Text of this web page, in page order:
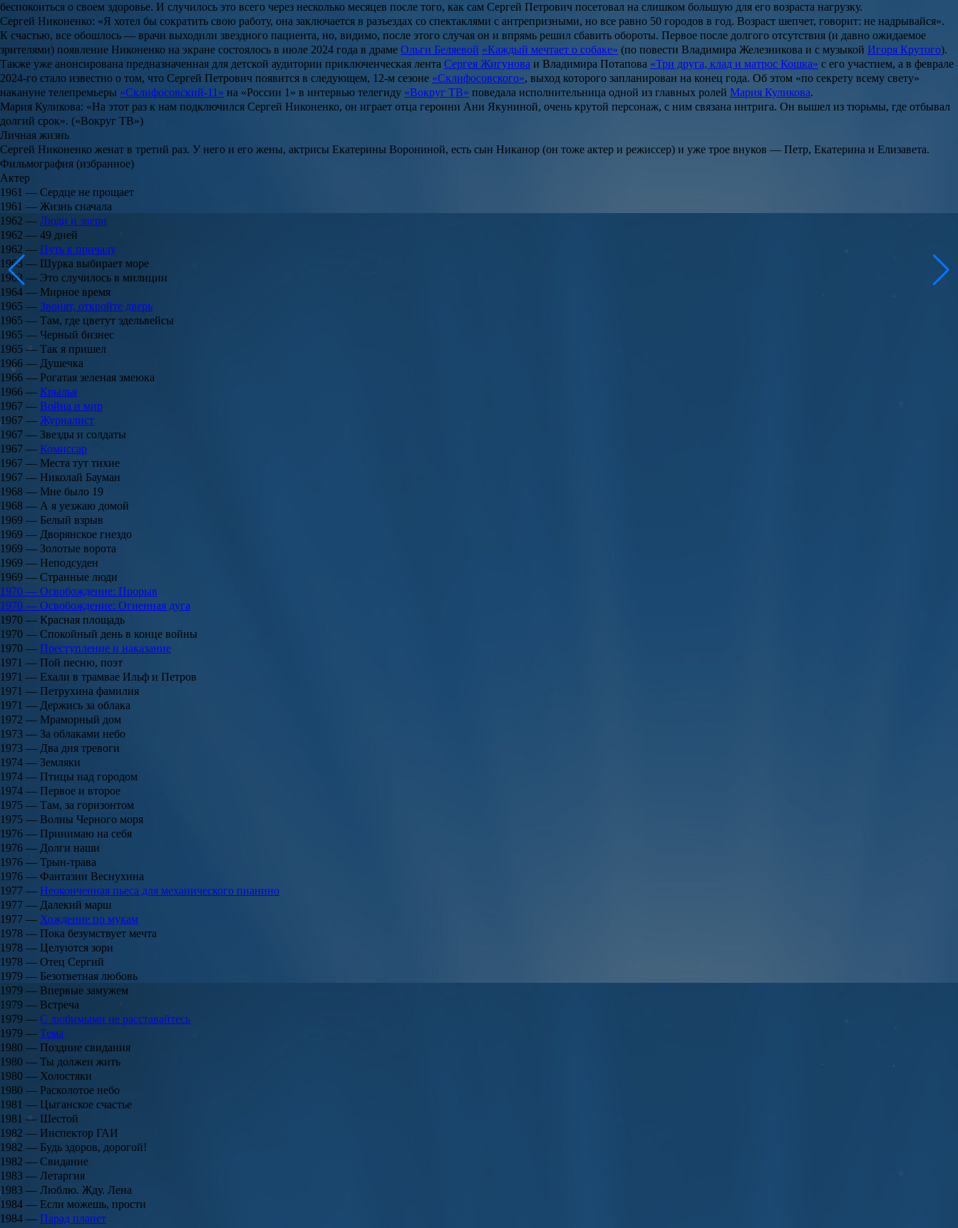
беспокоиться о своем здоровье. И случилось это всего через несколько месяцев после того, как сам Сергей Петрович посетовал на слишком большую для его возраста нагрузку.
Сергей Никоненко: «Я хотел бы сократить свою работу, она заключается в разъездах со спектаклями с антрепризными, но все равно 50 городов в год. Возраст шепчет, говорит: не надрывайся».
К счастью, все обошлось — врачи выходили звездного пациента, но, видимо, после этого случая он и впрямь решил сбавить обороты. Первое после долгого отсутствия (и давно ожидаемое
зрителями) появление Никоненко на экране состоялось в июле 2024 года в драме Ольги Беляевой «Каждый мечтает о собаке» (по повести Владимира Железникова и с музыкой Игоря Крутого).
Также уже анонсирована предназначенная для детской аудитории приключенческая лента Сергея Жигунова и Владимира Потапова «Три друга, клад и матрос Кошка» с его участием, а в феврале
2024-го стало известно о том, что Сергей Петрович появится в следующем, 12-м сезоне «Склифосовского», выход которого запланирован на конец года. Об этом «по секрету всему свету»
накануне телепремьеры «Склифосовский-11» на «России 1» в интервью телегиду «Вокруг ТВ» поведала исполнительница одной из главных ролей Мария Куликова.
Мария Куликова: «На этот раз к нам подключился Сергей Никоненко, он играет отца героини Ани Якуниной, очень крутой персонаж, с ним связана интрига. Он вышел из тюрьмы, где отбывал
долгий срок». («Вокруг ТВ»)
Личная жизнь
Сергей Никоненко женат в третий раз. У него и его жены, актрисы Екатерины Ворониной, есть сын Никанор (он тоже актер и режиссер) и уже трое внуков — Петр, Екатерина и Елизавета.
Фильмография (избранное)
Актер
1961 — Сердце не прощает
1961 — Жизнь сначала
1962 — Люди и звери
1962 — 49 дней
1962 — Путь к причалу
1963 — Шурка выбирает море
1963 — Это случилось в милиции
1964 — Мирное время
1965 — Звонят, откройте дверь
1965 — Там, где цветут эдельвейсы
1965 — Черный бизнес
1965 — Так я пришел
1966 — Душечка
1966 — Рогатая зеленая змеюка
1966 — Крылья
1967 — Война и мир
1967 — Журналист
1967 — Звезды и солдаты
1967 — Комиссар
1967 — Места тут тихие
1967 — Николай Бауман
1968 — Мне было 19
1968 — А я уезжаю домой
1969 — Белый взрыв
1969 — Дворянское гнездо
1969 — Золотые ворота
1969 — Неподсуден
1969 — Странные люди
1970 — Освобождение: Прорыв
1970 — Освобождение: Огненная дуга
1970 — Красная площадь
1970 — Спокойный день в конце войны
1970 — Преступление и наказание
1971 — Пой песню, поэт
1971 — Ехали в трамвае Ильф и Петров
1971 — Петрухина фамилия
1971 — Держись за облака
1972 — Мраморный дом
1973 — За облаками небо
1973 — Два дня тревоги
1974 — Земляки
1974 — Птицы над городом
1974 — Первое и второе
1975 — Там, за горизонтом
1975 — Волны Черного моря
1976 — Принимаю на себя
1976 — Долги наши
1976 — Трын-трава
1976 — Фантазии Веснухина
1977 — Неоконченная пьеса для механического пианино
1977 — Далекий марш
1977 — Хождение по мукам
1978 — Пока безумствует мечта
1978 — Целуются зори
1978 — Отец Сергий
1979 — Безответная любовь
1979 — Впервые замужем
1979 — Встреча
1979 — С любимыми не расставайтесь
1979 — Тема
1980 — Поздние свидания
1980 — Ты должен жить
1980 — Холостяки
1980 — Расколотое небо
1981 — Цыганское счастье
1981 — Шестой
1982 — Инспектор ГАИ
1982 — Будь здоров, дорогой!
1982 — Свидание
1983 — Летаргия
1983 — Люблю. Жду. Лена
1984 — Если можешь, прости
1984 — Парад планет